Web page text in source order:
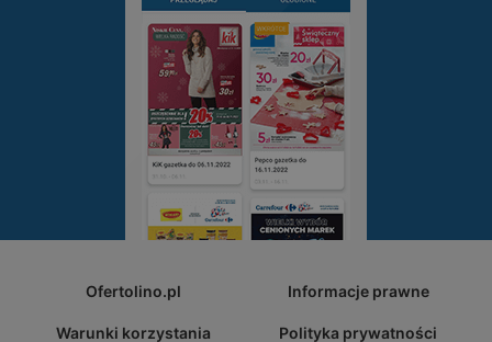
Ofertolino.pl Informacje prawne
Warunki korzystania Polityka prywatności